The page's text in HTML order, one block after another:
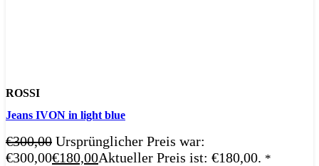
ROSSI
Jeans IVON in light blue
€300,00 Ursprünglicher Preis war:
€300,00€180,00Aktueller Preis ist: €180,00. *